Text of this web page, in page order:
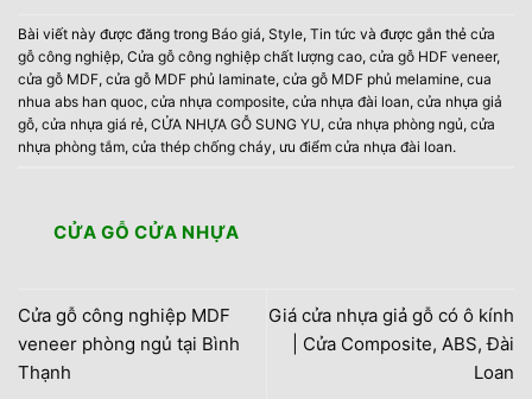
Bài viết này được đăng trong Báo giá, Style, Tin tức và được gắn thẻ cửa
gỗ công nghiệp, Cửa gỗ công nghiệp chất lượng cao, cửa gỗ HDF veneer,
cửa gỗ MDF, cửa gỗ MDF phủ laminate, cửa gỗ MDF phủ melamine, cua
nhua abs han quoc, cửa nhựa composite, cửa nhựa đài loan, cửa nhựa giả
gỗ, cửa nhựa giá rẻ, CỬA NHỰA GỖ SUNG YU, cửa nhựa phòng ngủ, cửa
nhựa phòng tắm, cửa thép chống cháy, ưu điểm cửa nhựa đài loan.
CỬA GỖ CỬA NHỰA
Cửa gỗ công nghiệp MDF
veneer phòng ngủ tại Bình
Thạnh
Giá cửa nhựa giả gỗ có ô kính
| Cửa Composite, ABS, Đài
Loan